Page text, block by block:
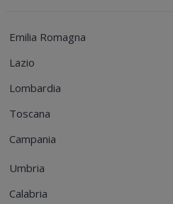
Emilia Romagna
Lazio
Lombardia
Toscana
Campania
Umbria
Calabria